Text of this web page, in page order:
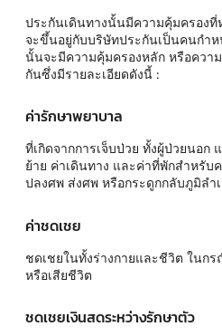
ประกันเดินทางนั้นมีความคุ้มครอง
จะขึ้นอยู่กับบริษัทประกันเป็นคนกำ
นั้นจะมีความคุ้มครองหลัก หรือคว
กันซึ่งมีรายละเอียดดังนี้ :
ค่ารักษาพยาบาล
ที่เกิดจากการเจ็บป่วย ทั้งผู้ป่วยนอก
ย้าย ค่าเดินทาง และค่าที่พักสำหรั
ปลงศพ ส่งศพ หรือกระดูกกลับภูมิลำ
ค่าชดเชย
ชดเชยในทั้งร่างกายและชีวิต ในก
หรือเสียชีวิต
ชดเชยเงินสดระหว่างรักษาตัว